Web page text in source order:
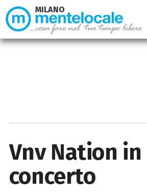
Vnv Nation in
concerto
MILANO